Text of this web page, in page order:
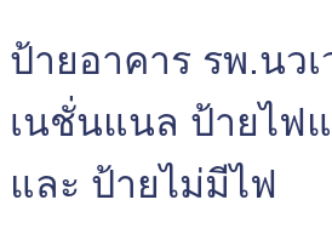
ป้ายอาคาร รพ.นว
เนชั่นแนล ป้ายไฟ
และ ป้ายไม่มีไฟ